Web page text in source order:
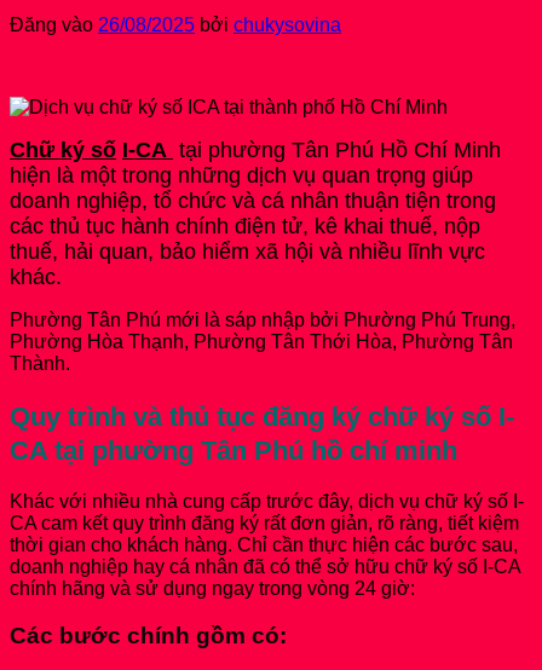
Đăng vào 26/08/2025 bởi chukysovina
Chữ ký số I-CA tại phường Tân Phú Hồ Chí Minh
hiện là một trong những dịch vụ quan trọng giúp
doanh nghiệp, tổ chức và cá nhân thuận tiện trong
các thủ tục hành chính điện tử, kê khai thuế, nộp
thuế, hải quan, bảo hiểm xã hội và nhiều lĩnh vực
khác.
Phường Tân Phú mới là sáp nhập bởi Phường Phú Trung,
Phường Hòa Thạnh, Phường Tân Thới Hòa, Phường Tân
Thành.
Quy trình và thủ tục đăng ký chữ ký số I-
CA tại phường Tân Phú hồ chí minh
Khác với nhiều nhà cung cấp trước đây, dịch vụ chữ ký số I-
CA cam kết quy trình đăng ký rất đơn giản, rõ ràng, tiết kiệm
thời gian cho khách hàng. Chỉ cần thực hiện các bước sau,
doanh nghiệp hay cá nhân đã có thể sở hữu chữ ký số I-CA
chính hãng và sử dụng ngay trong vòng 24 giờ:
Các bước chính gồm có: